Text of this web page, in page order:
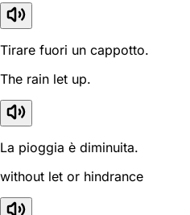
Tirare fuori un cappotto.
The rain let up.
La pioggia è diminuita.
without let or hindrance